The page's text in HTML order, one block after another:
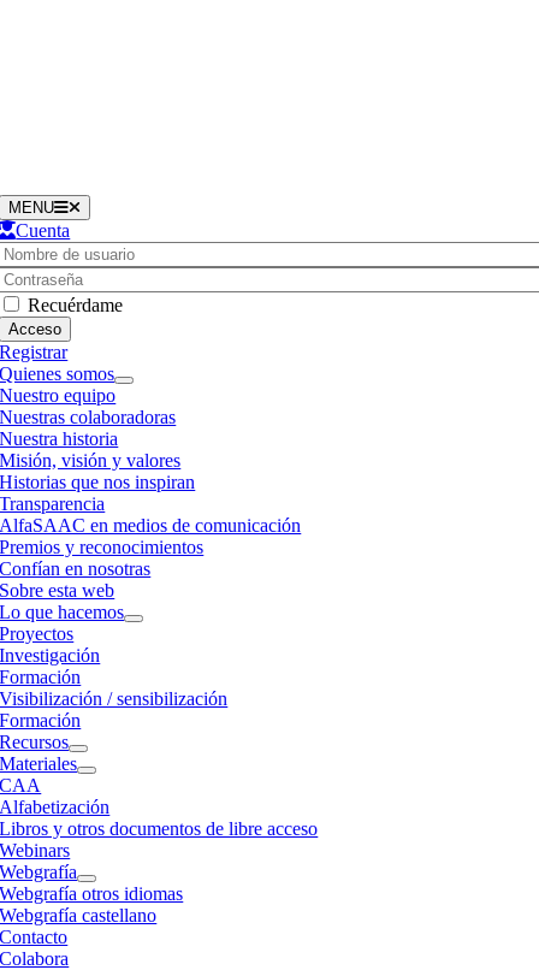
MENU
Cuenta
Recuérdame
Registrar
Quienes somos
Nuestro equipo
Nuestras colaboradoras
Nuestra historia
Misión, visión y valores
Historias que nos inspiran
Transparencia
AlfaSAAC en medios de comunicación
Premios y reconocimientos
Confían en nosotras
Sobre esta web
Lo que hacemos
Proyectos
Investigación
Formación
Visibilización / sensibilización
Formación
Recursos
Materiales
CAA
Alfabetización
Libros y otros documentos de libre acceso
Webinars
Webgrafía
Webgrafía otros idiomas
Webgrafía castellano
Contacto
Colabora